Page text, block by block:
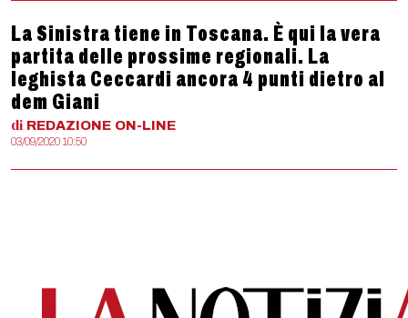
La Sinistra tiene in Toscana. È qui la vera
partita delle prossime regionali. La
leghista Ceccardi ancora 4 punti dietro al
dem Giani
di REDAZIONE ON-LINE
03/09/2020 10:50